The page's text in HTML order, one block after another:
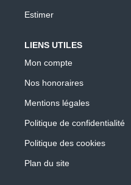
Estimer
LIENS UTILES
Mon compte
Nos honoraires
Mentions légales
Politique de confidentialité
Politique des cookies
Plan du site